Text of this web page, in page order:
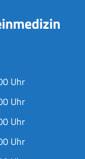
Uhr
Uhr
Uhr
Uhr